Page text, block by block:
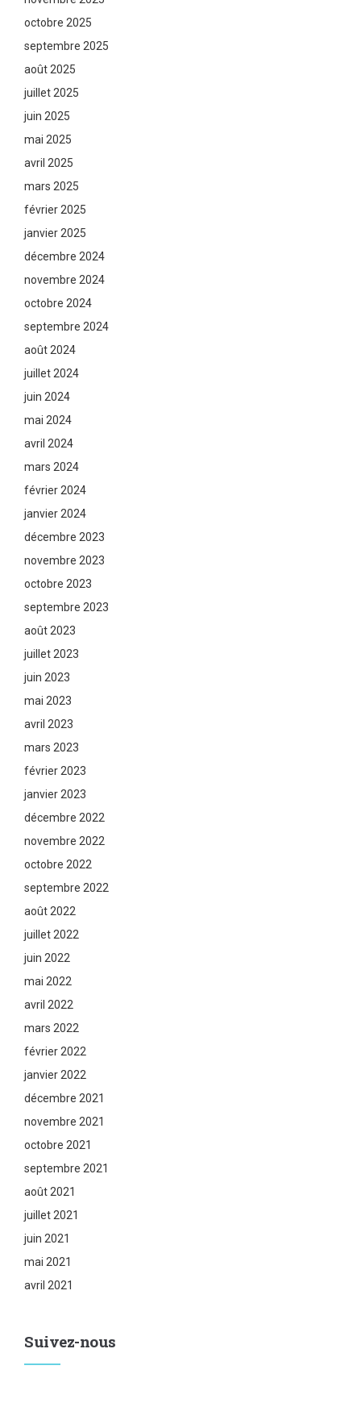
octobre 2025
septembre 2025
août 2025
juillet 2025
juin 2025
mai 2025
avril 2025
mars 2025
février 2025
janvier 2025
décembre 2024
novembre 2024
octobre 2024
septembre 2024
août 2024
juillet 2024
juin 2024
mai 2024
avril 2024
mars 2024
février 2024
janvier 2024
décembre 2023
novembre 2023
octobre 2023
septembre 2023
août 2023
juillet 2023
juin 2023
mai 2023
avril 2023
mars 2023
février 2023
janvier 2023
décembre 2022
novembre 2022
octobre 2022
septembre 2022
août 2022
juillet 2022
juin 2022
mai 2022
avril 2022
mars 2022
février 2022
janvier 2022
décembre 2021
novembre 2021
octobre 2021
septembre 2021
août 2021
juillet 2021
juin 2021
mai 2021
avril 2021
Suivez-nous